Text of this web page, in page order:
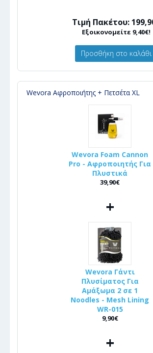
Τιμή Πακέτου:
Εξοικονομείτε 9,40€!
Προσθήκη στο καλάθι
Wevora Αφροποιήτης + Πετσέτα XL
Wevora Foam Cannon
Pro - Αφροποιητής Για
Πλυστικά
39,90€
+
Wevora Γάντι
Πλυσίματος Για
Αμάξωμα 2 σε 1
Noodles - Mesh Lining
WR-015
9,90€
+